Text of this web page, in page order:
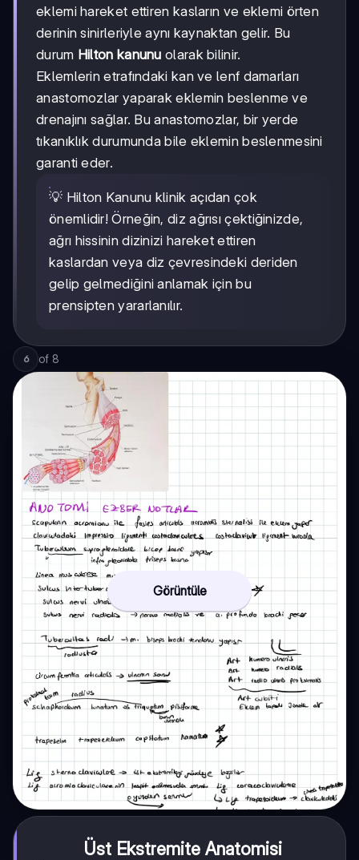
eklemi hareket ettiren kasların ve eklemi örten
derinin sinirleriyle aynı kaynaktan gelir. Bu
durum Hilton kanunu olarak bilinir.
Eklemlerin etrafındaki kan ve lenf damarları
anastomozlar yaparak eklemin beslenme ve
drenajını sağlar. Bu anastomozlar, bir yerde
tıkanıklık durumunda bile eklemin beslenmesini
garanti eder.
💡 Hilton Kanunu klinik açıdan çok
önemlidir! Örneğin, diz ağrısı çektiğinizde,
ağrı hissinin dizinizi hareket ettiren
kaslardan veya diz çevresindeki deriden
gelip gelmediğini anlamak için bu
prensipten yararlanılır.
6 of 8
Görüntüle
Üst Ekstremite Anatomisi